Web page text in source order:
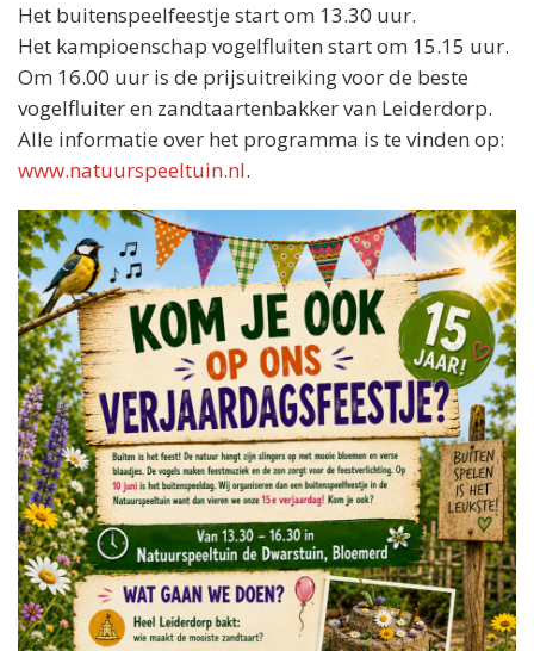
Het buitenspeelfeestje start om 13.30 uur.
Het kampioenschap vogelfluiten start om 15.15 uur.
Om 16.00 uur is de prijsuitreiking voor de beste
vogelfluiter en zandtaartenbakker van Leiderdorp.
Alle informatie over het programma is te vinden op:
www.natuurspeeltuin.nl.